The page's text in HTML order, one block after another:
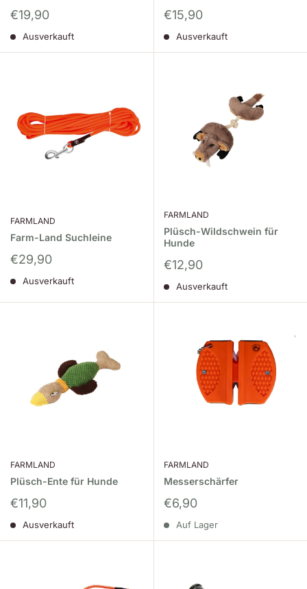
Sonderpreis
€19,90
Ausverkauft
Sonderpreis
€15,90
Ausverkauft
FARMLAND
Farm-Land Suchleine
Sonderpreis
€29,90
Ausverkauft
FARMLAND
Plüsch-Wildschwein für
Hunde
Sonderpreis
€12,90
Ausverkauft
FARMLAND
Plüsch-Ente für Hunde
Sonderpreis
€11,90
Ausverkauft
FARMLAND
Messerschärfer
Sonderpreis
€6,90
Auf Lager